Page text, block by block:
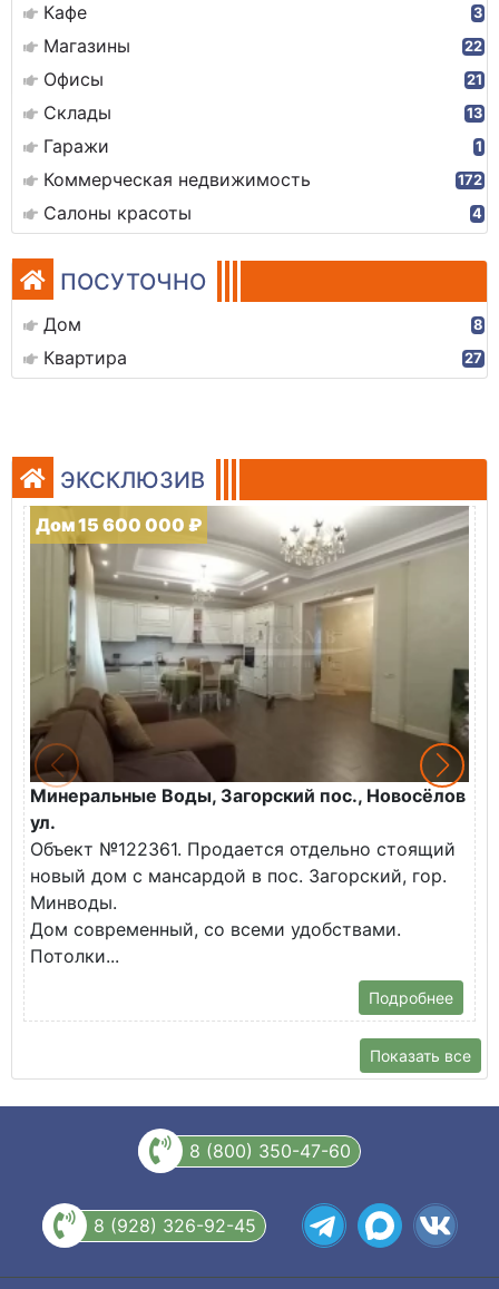
Кафе 3
Магазины 22
Офисы 21
Склады 13
Гаражи 1
Коммерческая недвижимость 172
Салоны красоты 4
ПОСУТОЧНО
Дом 8
Квартира 27
ЭКСКЛЮЗИВ
Дом 15 600 000 ₽
Минеральные Воды, Загорский пос., Новосёлов
ул.
Объект №122361. Продается отдельно стоящий
новый дом с мансардой в пос. Загорский, гор.
Минводы.
Дом современный, со всеми удобствами.
Потолки...
Подробнее
Показать все
8 (800) 350-47-60
8 (928) 326-92-45